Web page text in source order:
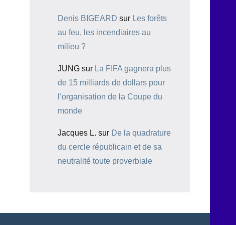
Denis BIGEARD sur Les forêts
au feu, les incendiaires au
milieu ?
JUNG sur La FIFA gagnera plus
de 15 milliards de dollars pour
l’organisation de la Coupe du
monde
Jacques L. sur De la quadrature
du cercle républicain et de sa
neutralité toute proverbiale